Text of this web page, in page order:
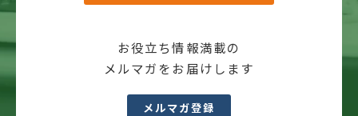
お役立ち情報満載の
メルマガをお届けします
メルマガ登録